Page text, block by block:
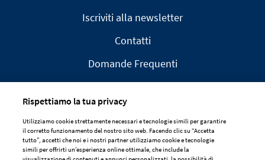
Iscriviti alla newsletter
Contatti
Domande Frequenti
AVVISO LEGALE
DICHIARAZIONE SULLA PRIVACY
Rispettiamo la tua privacy
Utilizziamo cookie strettamente necessari e tecnologie simili per garantire
il corretto funzionamento del nostro sito web. Facendo clic su “Accetta
tutto”, accetti che noi e i nostri partner utilizziamo cookie e tecnologie
simili per offrirti un’esperienza online ottimale, che include la